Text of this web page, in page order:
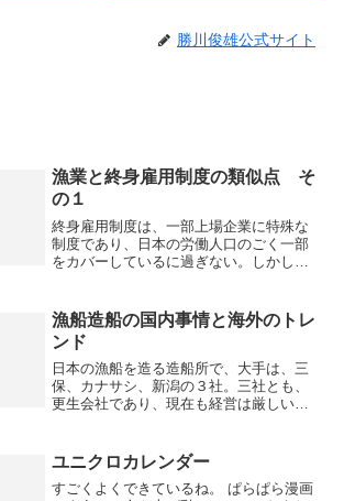
勝川俊雄公式サイト
漁業と終身雇用制度の類似点 そ
の１
終身雇用制度は、一部上場企業に特殊な
制度であり、日本の労働人口のごく一部
をカバーしているに過ぎない。しかし、
メカニズムも、共通する部分が多い（と
思う）。簡単に漁業の歴史...
漁船造船の国内事情と海外のトレ
ンド
日本の漁船を造る造船所で、大手は、三
保、カナサシ、新潟の３社。三社とも、
更生会社であり、現在も経営は厳しいよ
的に報道された。結局、４／１０に会社
更生法の適用を申請し、受...
ユニクロカレンダー
すごくよくできているね。 ぱらぱら漫画